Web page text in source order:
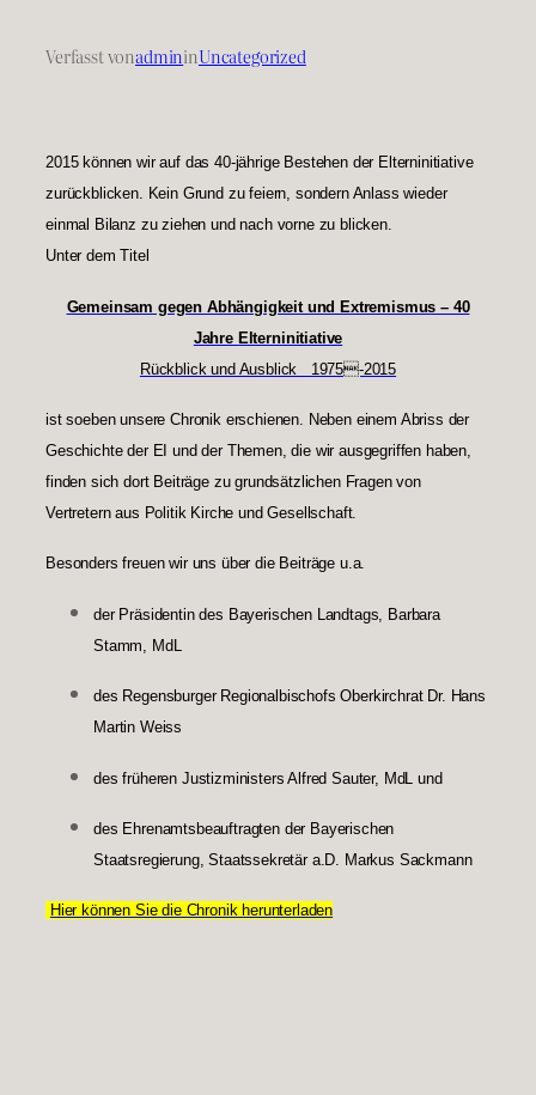
Verfasst vonadmininUncategorized
2015 können wir auf das 40-jährige Bestehen der Elterninitiative
zurückblicken. Kein Grund zu feiern, sondern Anlass wieder
einmal Bilanz zu ziehen und nach vorne zu blicken.
Unter dem Titel
Gemeinsam gegen Abhängigkeit und Extremismus – 40
Jahre Elterninitiative
Rückblick und Ausblick 1975-2015
ist soeben unsere Chronik erschienen. Neben einem Abriss der
Geschichte der EI und der Themen, die wir ausgegriffen haben,
finden sich dort Beiträge zu grundsätzlichen Fragen von
Vertretern aus Politik Kirche und Gesellschaft.
Besonders freuen wir uns über die Beiträge u.a.
der Präsidentin des Bayerischen Landtags, Barbara
Stamm, MdL
des Regensburger Regionalbischofs Oberkirchrat Dr. Hans
Martin Weiss
des früheren Justizministers Alfred Sauter, MdL und
des Ehrenamtsbeauftragten der Bayerischen
Staatsregierung, Staatssekretär a.D. Markus Sackmann
Hier können Sie die Chronik herunterladen